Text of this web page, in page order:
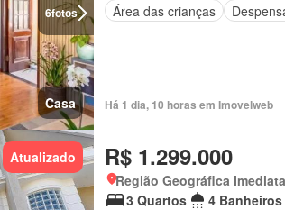
6fotos
Casa
Área das crianças
Há 1 dia, 10 horas em Imovelweb
Atualizado R$ 1.299.000
Região Geográfica
3 Quartos
4 Banheiros